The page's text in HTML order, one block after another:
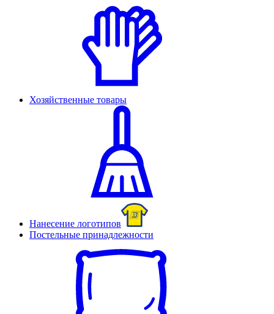
Хозяйственные товары
Нанесение логотипов
Постельные принадлежности